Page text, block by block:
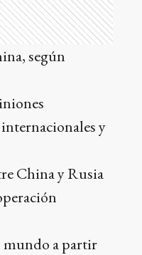
según
y
China y Rusia
mundo a partir